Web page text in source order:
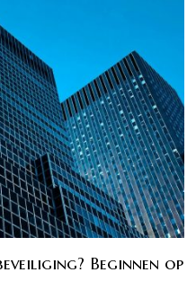
Beginnen op